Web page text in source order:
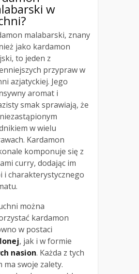
w
malabarski, znany
jako kardamon
to jeden z
przypraw w
azjatyckiej. Jego
aromat i
smak sprawiają, że
w wielu
Kardamon
komponuje się z
curry, dodając im
i charakterystycznego
można
kardamon
w postaci
, jak i w formie
nasion. Każda z tych
ma swoje zalety.